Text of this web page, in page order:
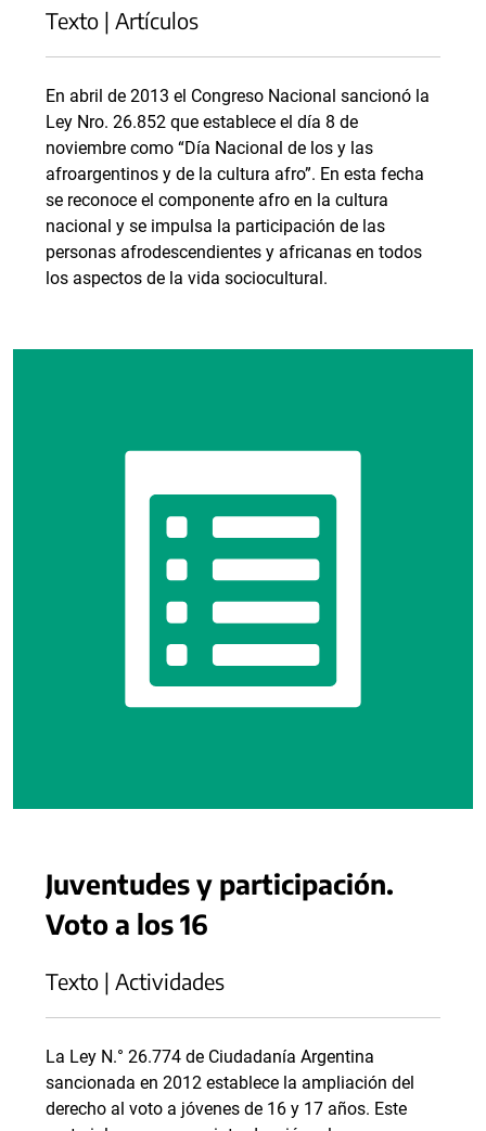
Texto | Artículos
En abril de 2013 el Congreso Nacional sancionó la
Ley Nro. 26.852 que establece el día 8 de
noviembre como “Día Nacional de los y las
afroargentinos y de la cultura afro”. En esta fecha
se reconoce el componente afro en la cultura
nacional y se impulsa la participación de las
personas afrodescendientes y africanas en todos
los aspectos de la vida sociocultural.
Juventudes y participación.
Voto a los 16
Texto | Actividades
La Ley N.° 26.774 de Ciudadanía Argentina
sancionada en 2012 establece la ampliación del
derecho al voto a jóvenes de 16 y 17 años. Este